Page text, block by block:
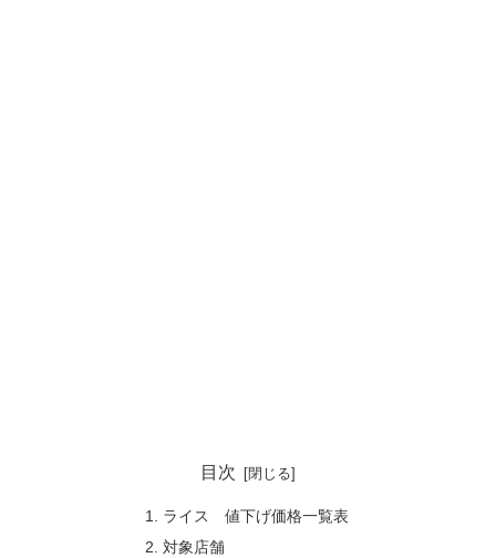
目次
ライス 値下げ価格一覧表
対象店舗